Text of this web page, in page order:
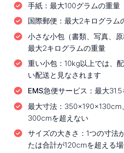
手紙： 最大100グラムの重量
国際郵便： 最大2キログラム
小さな小包（書類、写真、原
最大2キログラムの重量
重い小包： 10kg以上では、
い配送と見なされます
EMS急便サービス： 最大
最大寸法： 350×190×130cm
300cmを超えない
サイズの大きさ： 1つの寸法
たは合計が120cmを超える